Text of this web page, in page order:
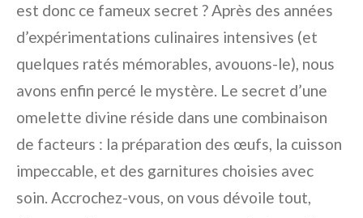
est donc ce fameux secret ? Après des années
d’expérimentations culinaires intensives (et
quelques ratés mémorables, avouons-le), nous
avons enfin percé le mystère. Le secret d’une
omelette divine réside dans une combinaison
de facteurs : la préparation des œufs, la cuisson
impeccable, et des garnitures choisies avec
soin. Accrochez-vous, on vous dévoile tout,